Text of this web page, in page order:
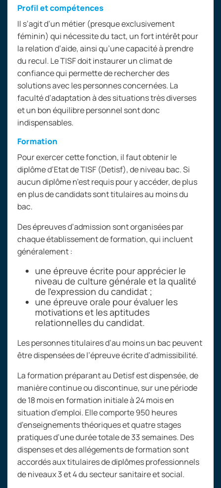
Profil et compétences
Il s’agit d’un métier (presque exclusivement
féminin) qui nécessite du tact, un fort intérêt pour
la relation d’aide, ainsi qu’une capacité à prendre
du recul. Le TISF doit instaurer un climat de
confiance qui permette de rechercher des
solutions avec les personnes concernées. La
faculté d’adaptation à des situations très diverses
et un bon équilibre personnel sont donc
indispensables.
Formation
Pour exercer cette fonction, il faut obtenir le
diplôme d’Etat de TISF (Detisf), de niveau bac. Si
aucun diplôme n’est requis pour y accéder, de plus
en plus de candidats sont titulaires au moins du
bac.
Des épreuves d’admission sont organisées par
chaque établissement de formation, qui incluent
généralement:
une épreuve écrite pour apprécier le
niveau de culture générale et la qualité
de l’expression du candidat ;
une épreuve orale pour évaluer les
motivations et les aptitudes
relationnelles du candidat.
Les personnes titulaires d’au moins un bac peuvent
être dispensées de l’épreuve écrite d’admissibilité.
La formation préparant au Detisf est dispensée, de
manière continue ou discontinue, sur une période
de 18mois en formation initiale à 24mois en
situation d’emploi. Elle comporte 950 heures
d’enseignements théoriques et quatre stages
pratiques d’une durée totale de 33 semaines. Des
dispenses et des allégements de formation sont
accordés aux titulaires de diplômes professionnels
de niveaux3 et 4 du secteur sanitaire et social.